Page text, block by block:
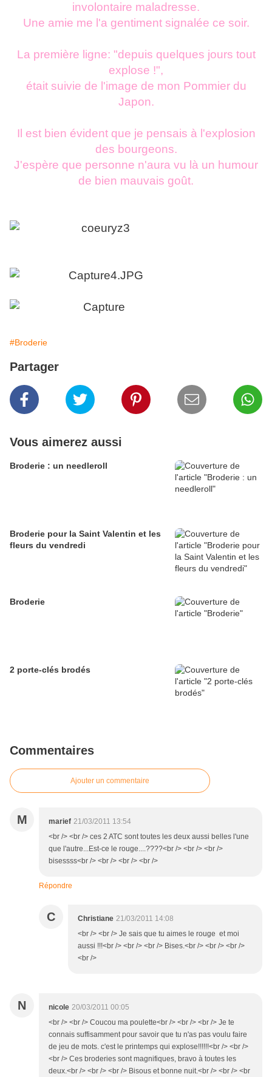
involontaire maladresse.
Une amie me l'a gentiment signalée ce soir.
La première ligne: "depuis quelques jours tout
explose !",
était suivie de l'image de mon Pommier du
Japon.
Il est bien évident que je pensais à l'explosion
des bourgeons.
J'espère que personne n'aura vu là un humour
de bien mauvais goût.
#Broderie
Partager
Vous aimerez aussi
Broderie : un needleroll
Broderie pour la Saint Valentin et les
fleurs du vendredi
Broderie
2 porte-clés brodés
Commentaires
Ajouter un commentaire
M marief 21/03/2011 13:54
<br /> <br /> ces 2 ATC sont toutes les deux aussi belles l'une
que l'autre...Est-ce le rouge....????<br /> <br /> <br />
bisessss<br /> <br /> <br /> <br />
Répondre
C Christiane 21/03/2011 14:08
<br /> <br /> Je sais que tu aimes le rouge et moi
aussi !!!<br /> <br /> <br /> Bises.<br /> <br /> <br />
<br />
N nicole 20/03/2011 00:05
<br /> <br /> Coucou ma poulette<br /> <br /> <br /> Je te
connais suffisamment pour savoir que tu n'as pas voulu faire
de jeu de mots. c'est le printemps qui explose!!!!!!<br /> <br />
<br /> Ces broderies sont magnifiques, bravo à toutes les
deux.<br /> <br /> <br /> Bisous et bonne nuit.<br /> <br /> <br